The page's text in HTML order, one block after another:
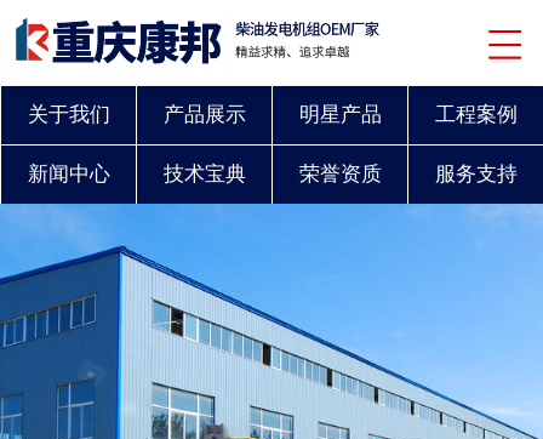
关于我们 产品展示 明星产品 工程案例
新闻中心 技术宝典 荣誉资质 服务支持